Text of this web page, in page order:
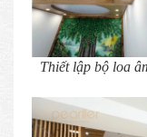
Thiết lập bộ loa